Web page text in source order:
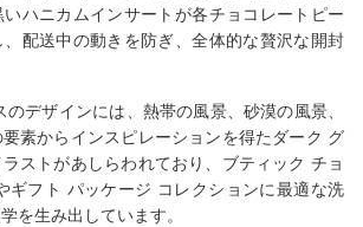
ハニカムインサートが各チョコレートピー
配送中の動きを防ぎ、全体的な贅沢な開封
デザインには、熱帯の風景、砂漠の風景、
素からインスピレーションを得たダーク グ
ストがあしらわれており、ブティック チョ
ギフト パッケージ コレクションに最適な洗
を生み出しています。